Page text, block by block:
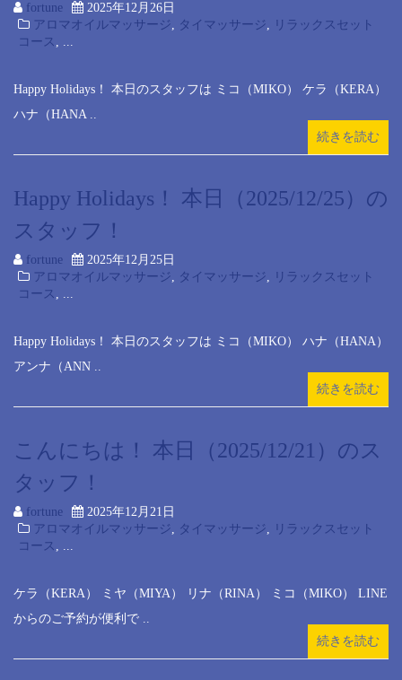
fortune
2025年12月26日
アロマオイルマッサージ, タイマッサージ, リラックスセット
コース , ...
Happy Holidays！ 本日のスタッフは ミコ（MIKO） ケラ（KERA）
ハナ（HANA ..
続きを読む
Happy Holidays！ 本日（2025/12/25）の
スタッフ！
fortune
2025年12月25日
アロマオイルマッサージ, タイマッサージ, リラックスセット
コース , ...
Happy Holidays！ 本日のスタッフは ミコ（MIKO） ハナ（HANA）
アンナ（ANN ..
続きを読む
こんにちは！ 本日（2025/12/21）のス
タッフ！
fortune
2025年12月21日
アロマオイルマッサージ, タイマッサージ, リラックスセット
コース , ...
ケラ（KERA） ミヤ（MIYA） リナ（RINA） ミコ（MIKO） LINE
からのご予約が便利で ..
続きを読む